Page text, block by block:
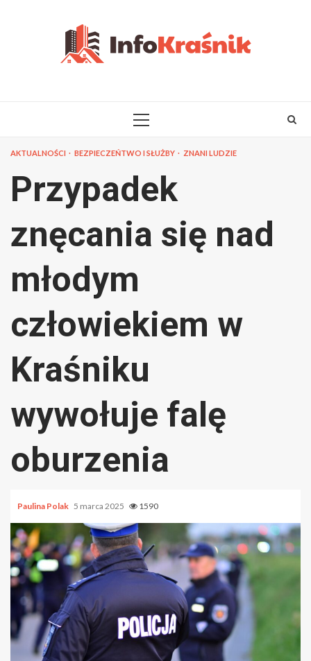
PRIMARY
AKTUALNOŚCI BEZPIECZEŃTWO I SŁUŻBY ZNANI LUDZIE
Przypadek
znęcania się nad
młodym
człowiekiem w
Kraśniku
wywołuje falę
oburzenia
Paulina Polak 5 marca 2025 1590